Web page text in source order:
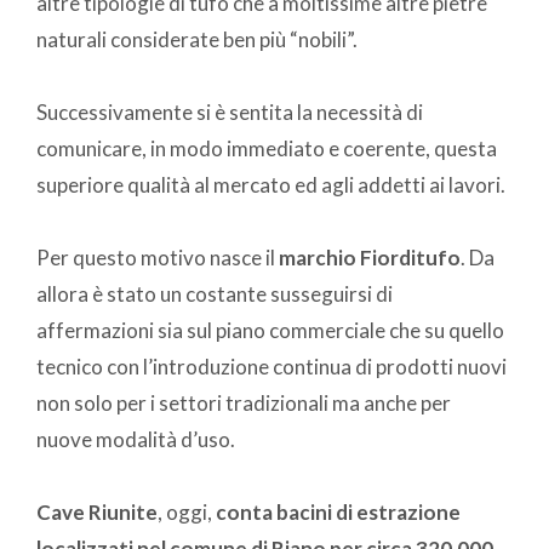
naturali considerate ben più “nobili”.
Successivamente si è sentita la necessità di
comunicare, in modo immediato e coerente, questa
superiore qualità al mercato ed agli addetti ai lavori.
Per questo motivo nasce il marchio Fiorditufo. Da
allora è stato un costante susseguirsi di
affermazioni sia sul piano commerciale che su quello
tecnico con l’introduzione continua di prodotti nuovi
non solo per i settori tradizionali ma anche per
nuove modalità d’uso.
Cave Riunite, oggi, conta bacini di estrazione